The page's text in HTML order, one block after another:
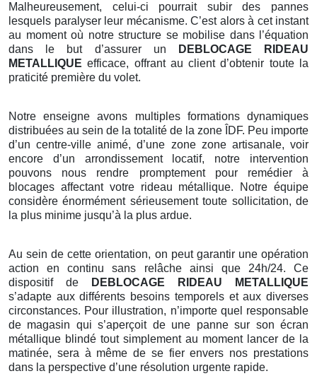
Malheureusement, celui-ci pourrait subir des pannes
lesquels paralyser leur mécanisme. C’est alors à cet instant
au moment où notre structure se mobilise dans l’équation
dans le but d’assurer un
DEBLOCAGE RIDEAU
METALLIQUE efficace, offrant au client d’obtenir toute la
praticité première du volet.
Notre enseigne avons multiples formations dynamiques
distribuées au sein de la totalité de la zone ÎDF. Peu importe
d’un centre-ville animé, d’une zone zone artisanale, voir
encore d’un arrondissement locatif, notre intervention
pouvons nous rendre promptement pour remédier à
blocages affectant votre rideau métallique. Notre équipe
considère énormément sérieusement toute sollicitation, de
la plus minime jusqu’à la plus ardue.
Au sein de cette orientation, on peut garantir une opération
action en continu sans relâche ainsi que 24h/24. Ce
dispositif de
DEBLOCAGE RIDEAU METALLIQUE
s’adapte aux différents besoins temporels et aux diverses
circonstances. Pour illustration, n’importe quel responsable
de magasin qui s’aperçoit de une panne sur son écran
métallique blindé tout simplement au moment lancer de la
matinée, sera à même de se fier envers nos prestations
dans la perspective d’une résolution urgente rapide.